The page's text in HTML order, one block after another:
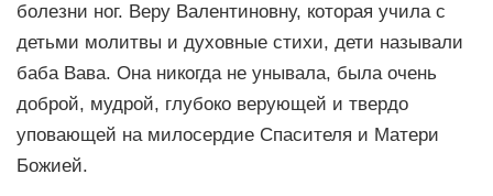
болезни ног. Веру Валентиновну, которая учила с
детьми молитвы и духовные стихи, дети называли
баба Вава. Она никогда не унывала, была очень
доброй, мудрой, глубоко верующей и твердо
уповающей на милосердие Спасителя и Матери
Божией.